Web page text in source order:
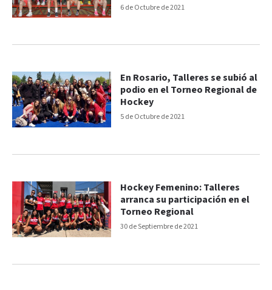
6 de Octubre de 2021
5 de Octubre de 2021
En Rosario, Talleres se subió al
podio en el Torneo Regional de
Hockey
30 de Septiembre de 2021
Hockey Femenino: Talleres
arranca su participación en el
Torneo Regional